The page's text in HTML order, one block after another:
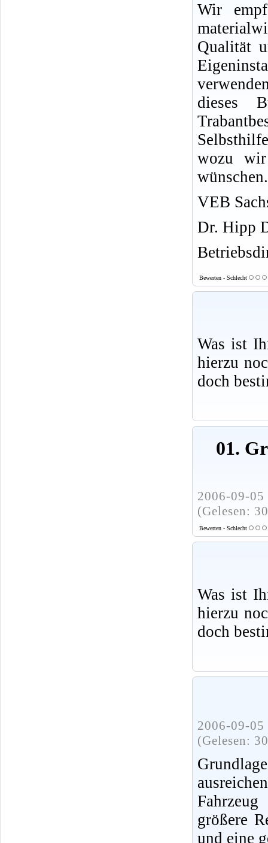
Wir
Qualität
dieses
wozu
wünschen.
VEB
Dr. Hipp
Bewerten - Schlecht
Was ist
hierzu
doch
01.
2006-09-
(Gelesen:
Bewerten - Schlecht
Was ist
hierzu
doch
2006-09-
(Gelesen:
größere
und eine